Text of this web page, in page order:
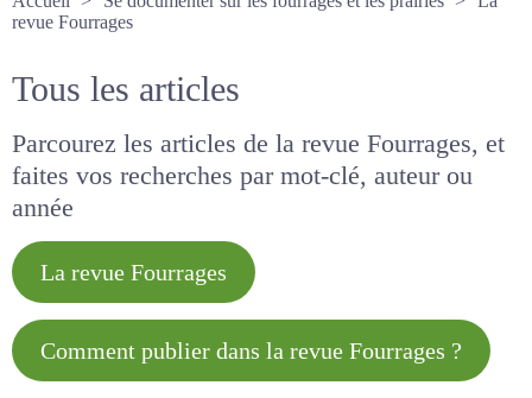
La revue Fourrages
Tous les articles
Parcourez les articles de la revue Fourrages, et
faites vos recherches par mot-clé, auteur ou
année
La revue Fourrages
Comment publier dans la revue